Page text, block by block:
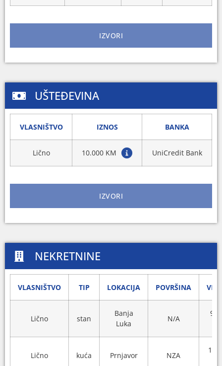
IZVORI
UŠTEĐEVINA
VLASNIŠTVO IZNOS BANKA
Lično 10.000 KM UniCredit Bank
IZVORI
NEKRETNINE
VLASNIŠTVO TIP LOKACIJA POVRŠINA
Lično stan
Banja
Luka
N/A
Lično kuća Prnjavor NZA